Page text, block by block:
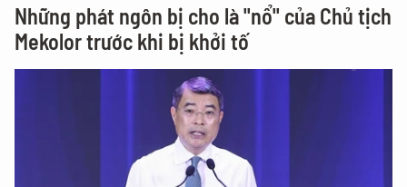
Những phát ngôn bị cho là "nổ" của Chủ tịch
Mekolor trước khi bị khởi tố